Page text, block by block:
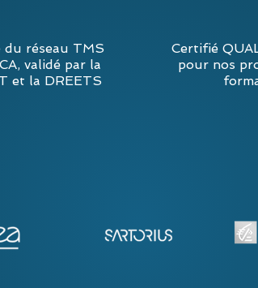
du réseau TMS
validé par la
et la DREETS
Certifié
pour nos